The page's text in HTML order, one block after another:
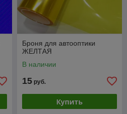
Броня для автооптики
ЖЕЛТАЯ
В наличии
15 руб.
Купить